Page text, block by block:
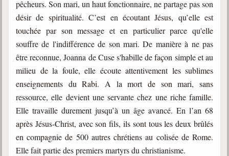
pêcheurs. Son mari, un haut fonctionnaire, ne partage pas son
désir de spiritualité. C’est en écoutant Jésus, qu’elle est
touchée par son message et en particulier parce qu'elle
souffre de l'indifférence de son mari. De manière à ne pas
être reconnue, Joanna de Cuse s'habille de façon simple et au
milieu de la foule, elle écoute attentivement les sublimes
enseignements du Rabi. A la mort de son mari, sans
ressource, elle devient une servante chez une riche famille.
Elle travaille durement jusqu’à un âge avancé. En l’an 68
après Jésus-Christ, avec son fils, ils sont tous les deux brûlés
en compagnie de 500 autres chrétiens au colisée de Rome.
Elle fait partie des premiers martyrs du christianisme.